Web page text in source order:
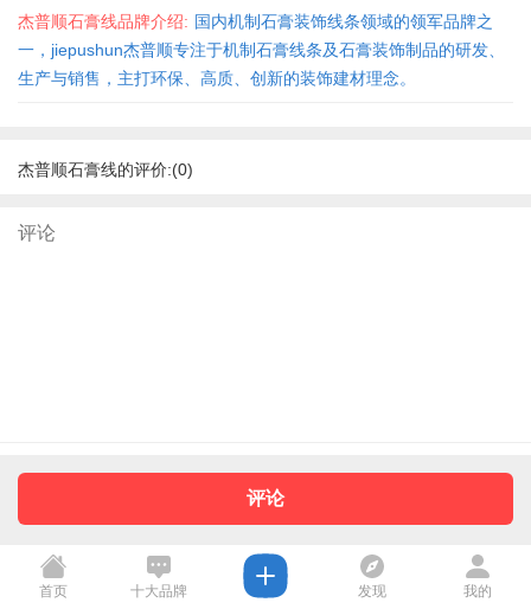
杰普顺石膏线品牌介绍: 国内机制石膏装饰线条领域的领军品牌之
一，jiepushun杰普顺专注于机制石膏线条及石膏装饰制品的研发、
生产与销售，主打环保、高质、创新的装饰建材理念。
杰普顺石膏线的评价:(0)
评论
首页 十大品牌 发现 我的